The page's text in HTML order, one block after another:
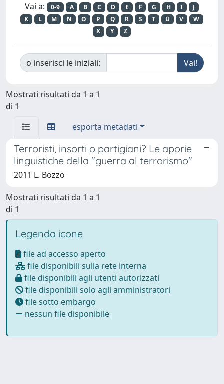
Vai a: 0-9 A B C D E F G H I
J
K
L M N O P Q R S T U V
W
X
Y Z
o inserisci le iniziali:
Mostrati risultati da 1 a 1
di 1
esporta metadati
Terroristi, insorti o partigiani? Le aporie
linguistiche della "guerra al terrorismo"
2011 L. Bozzo
Mostrati risultati da 1 a 1
di 1
Legenda icone
file ad accesso aperto
file disponibili sulla rete interna
file disponibili agli utenti autorizzati
file disponibili solo agli amministratori
file sotto embargo
nessun file disponibile